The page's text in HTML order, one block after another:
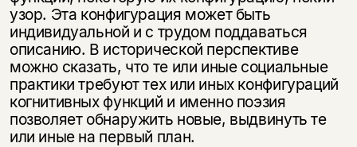
узор. Эта конфигурация может быть
индивидуальной и с трудом поддаваться
описанию. В исторической перспективе
можно сказать, что те или иные социальные
практики требуют тех или иных конфигураций
когнитивных функций и именно поэзия
позволяет обнаружить новые, выдвинуть те
или иные на первый план.